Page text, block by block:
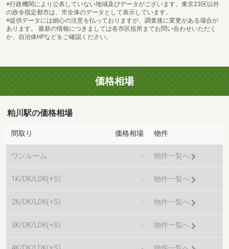
※行政機関により公表していない地域及びデータがございます。東京23区以外
の政令指定都市は、市全体のデータとして表示しています。
※提供データには細心の注意を払っておりますが、調査後に変更がある場合が
あります。 最新の情報につきましては各市区役所までお問い合わせいただく
か、自治体HPなどをご確認ください。
価格相場
粕川駅の価格相場
間取り 価格相場 物件
ワンルーム - 物件一覧へ
1K/DK/LDK(+S) - 物件一覧へ
2K/DK/LDK(+S) - 物件一覧へ
3K/DK/LDK(+S) - 物件一覧へ